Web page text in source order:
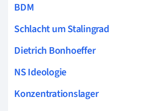
BDM
Schlacht um Stalingrad
Dietrich Bonhoeffer
NS Ideologie
Konzentrationslager